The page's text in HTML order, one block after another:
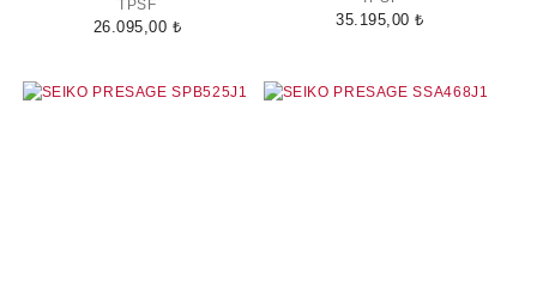
TPSF
26.095,00 ₺ 35.195,00 ₺